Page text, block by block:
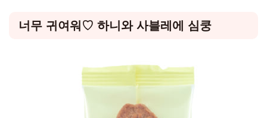
너무 귀여워♡ 하니와 사블레에 심쿵